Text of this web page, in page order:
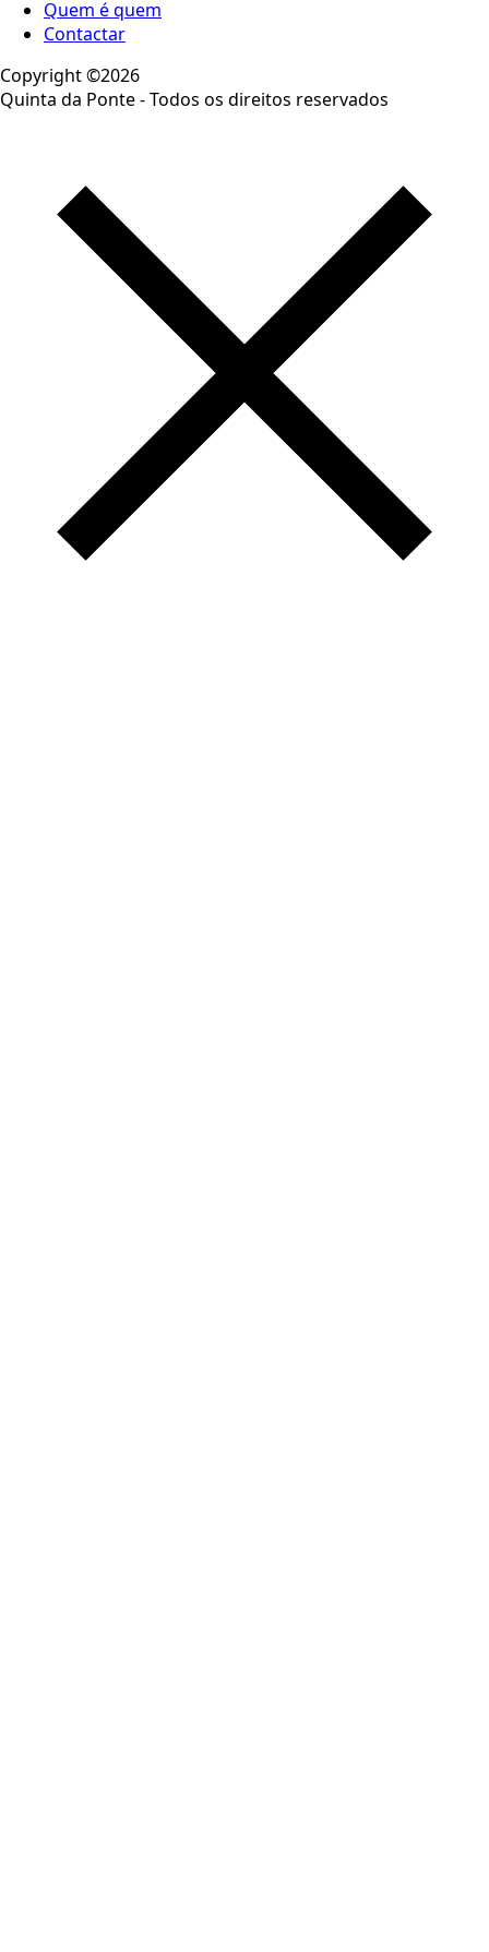
Quem é quem
Contactar
Copyright ©2026
Quinta da Ponte - Todos os direitos reservados